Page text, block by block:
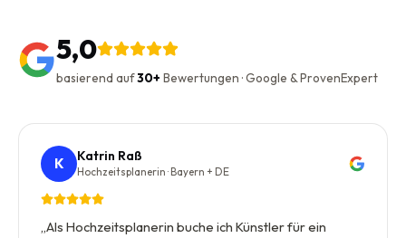
5,0
basierend auf30+ Bewertungen · Google & ProvenExpert
K Katrin Raß
Hochzeitsplanerin · Bayern + DE
„Als Hochzeitsplanerin buche ich Künstler für ein